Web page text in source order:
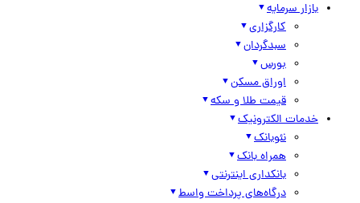
بازار سرمایه
کارگزاری
سبدگردان
بورس
اوراق مسکن
قیمت طلا و سکه
خدمات الکترونیک
نئوبانک
همراه بانک
بانکداری اینترنتی
درگاه‌های پرداخت واسط